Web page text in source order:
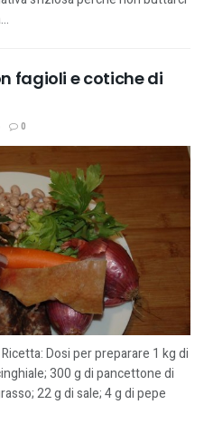
fagioli e cotiche di
0
Dosi per preparare 1 kg di
300 g di pancettone di
22 g di sale; 4 g di pepe